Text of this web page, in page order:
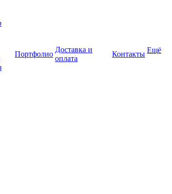
Портфолио
Доставка и
оплата
Контакты Ещё